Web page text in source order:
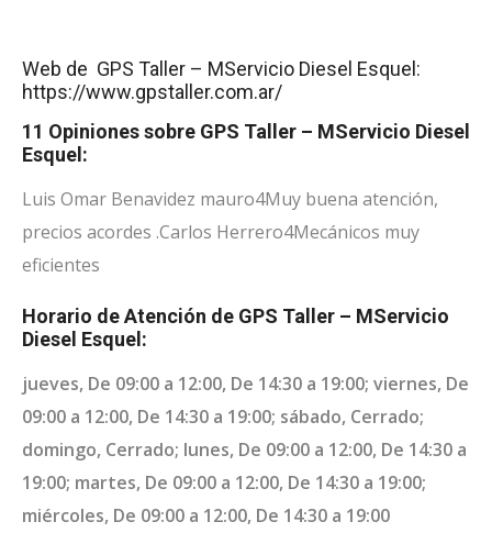
Web de GPS Taller – MServicio Diesel Esquel:
https://www.gpstaller.com.ar/
11 Opiniones sobre GPS Taller – MServicio Diesel
Esquel:
Luis Omar Benavidez mauro4Muy buena atención,
precios acordes .Carlos Herrero4Mecánicos muy
eficientes
Horario de Atención de GPS Taller – MServicio
Diesel Esquel:
jueves, De 09:00 a 12:00, De 14:30 a 19:00; viernes, De
09:00 a 12:00, De 14:30 a 19:00; sábado, Cerrado;
domingo, Cerrado; lunes, De 09:00 a 12:00, De 14:30 a
19:00; martes, De 09:00 a 12:00, De 14:30 a 19:00;
miércoles, De 09:00 a 12:00, De 14:30 a 19:00